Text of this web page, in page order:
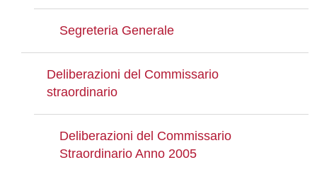
Segreteria Generale
Deliberazioni del Commissario
straordinario
Deliberazioni del Commissario
Straordinario Anno 2005